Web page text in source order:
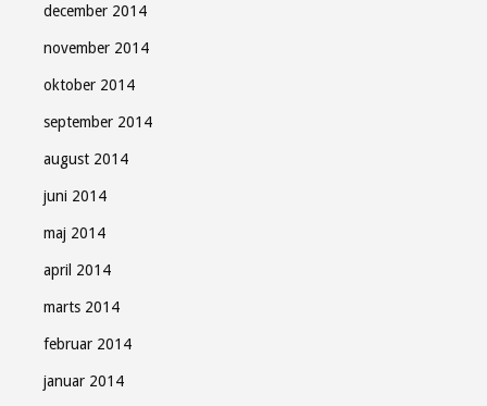
december 2014
november 2014
oktober 2014
september 2014
august 2014
juni 2014
maj 2014
april 2014
marts 2014
februar 2014
januar 2014